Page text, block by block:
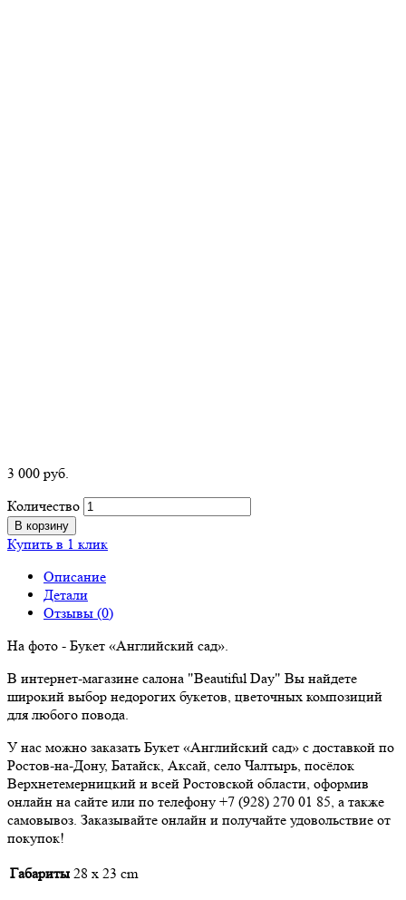
3 000 руб.
Количество
В корзину
Купить в 1 клик
Описание
Детали
Отзывы (0)
На фото - Букет «Английский сад».
В интернет-магазине салона "Beautiful Day" Вы найдете
широкий выбор недорогих букетов, цветочных композиций
для любого повода.
У нас можно заказать Букет «Английский сад» с доставкой по
Ростов-на-Дону, Батайск, Аксай, село Чалтырь, посёлок
Верхнетемерницкий и всей Ростовской области, оформив
онлайн на сайте или по телефону +7 (928) 270 01 85, а также
самовывоз. Заказывайте онлайн и получайте удовольствие от
покупок!
Габариты 28 x 23 cm